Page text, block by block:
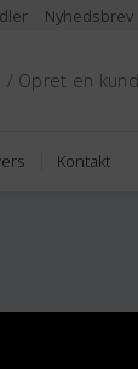
Nyhedsbrev
/ Opret en
Kontakt